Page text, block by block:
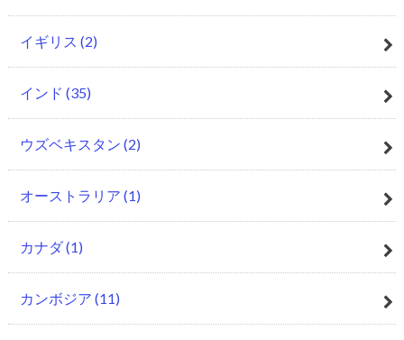
イギリス (2)
インド (35)
ウズベキスタン (2)
オーストラリア (1)
カナダ(1)
カンボジア (11)